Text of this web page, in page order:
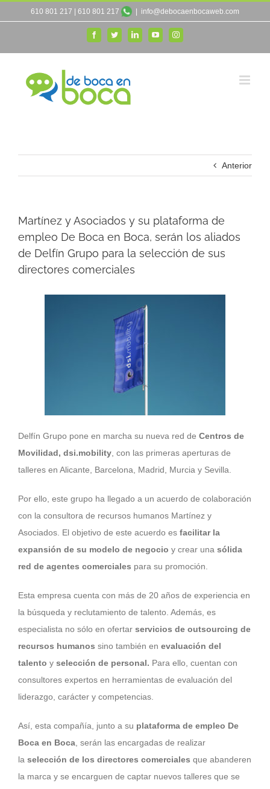
al
610 801 217 610 801 217 info@debocaenbocaweb.com
FacebookTwitterLinkedInYouTubeInstagram
Anterior
Martínez y Asociados y su plataforma de
empleo De Boca en Boca, serán los aliados
de Delfín Grupo para la selección de sus
directores comerciales
Delfín Grupo pone en marcha su nueva red de Centros de
Movilidad, dsi.mobility, con las primeras aperturas de
talleres en Alicante, Barcelona, Madrid, Murcia y Sevilla.
Por ello, este grupo ha llegado a un acuerdo de colaboración
con la consultora de recursos humanos Martínez y
Asociados. El objetivo de este acuerdo es facilitar la
expansión de su modelo de negocio y crear una sólida
red de agentes comerciales para su promoción.
Esta empresa cuenta con más de 20 años de experiencia en
la búsqueda y reclutamiento de talento. Además, es
especialista no sólo en ofertar servicios de outsourcing de
recursos humanos sino también en evaluación del
talento y selección de personal. Para ello, cuentan con
consultores expertos en herramientas de evaluación del
liderazgo, carácter y competencias.
Así, esta compañía, junto a su plataforma de empleo De
Boca en Boca, serán las encargadas de realizar
la selección de los directores comerciales que abanderen
la marca y se encarguen de captar nuevos talleres que se